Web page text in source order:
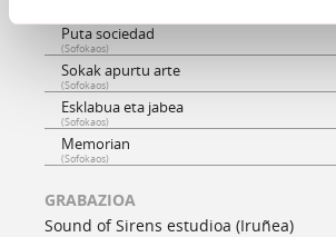
Puta sociedad
(Sofokaos)
Sokak apurtu arte
(Sofokaos)
Esklabua eta jabea
(Sofokaos)
Memorian
(Sofokaos)
GRABAZIOA
Sound of Sirens estudioa (Iruñea)